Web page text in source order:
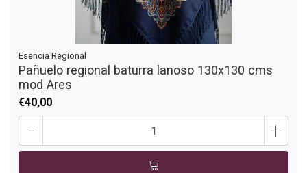
Esencia Regional
Pañuelo regional baturra lanoso 130x130 cms
mod Ares
€40,00
- +